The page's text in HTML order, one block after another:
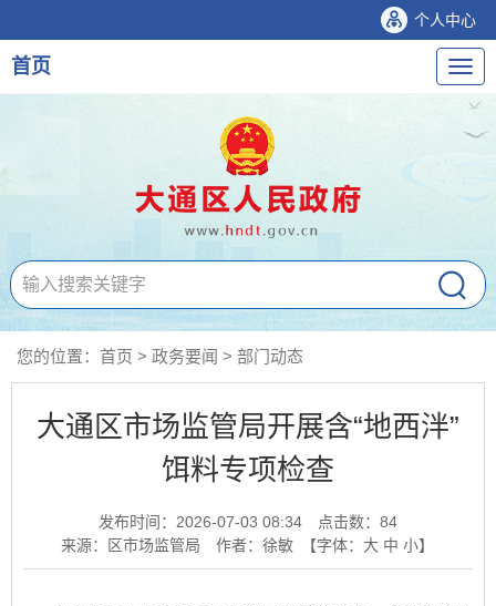
个人中心
导
航
首页
您的位置： 首页 > 政务要闻 > 部门动态
大通区市场监管局开展含“地西泮”
饵料专项检查
发布时间：2026-07-03 08:34 点击数： 84
来源：区市场监管局
作者：徐敏 【字体： 大 中 小】